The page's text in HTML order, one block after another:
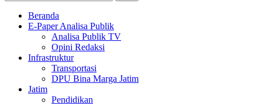
Beranda
E-Paper Analisa Publik
Analisa Publik TV
Opini Redaksi
Infrastruktur
Transportasi
DPU Bina Marga Jatim
Jatim
Pendidikan